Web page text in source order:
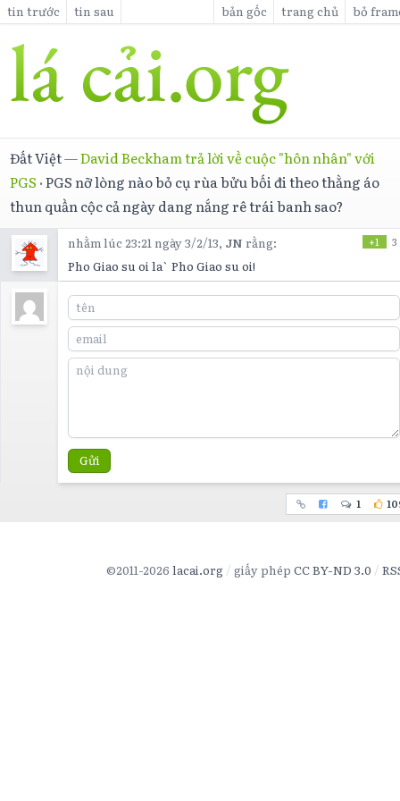
tin trước tin sau bản gốc trang chủ bỏ
Đất Việt—David Beckham trả lời về cuộc "hôn nhân" với
PGS ·PGS nỡ lòng nào bỏ cụ rùa bửu bối đi theo thằng áo
thun quần cộc cả ngày dang nắng rê trái banh sao?
nhằm lúc 23:21 ngày 3/2/13, JN rằng: +1 3
Pho Giao su oi la` Pho Giao su oi!
Gửi
1
©2011-2026 lacai.org giấy phép CC BY-ND 3.0